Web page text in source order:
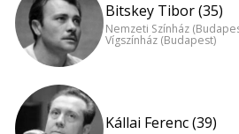
Bitskey Tibor (35)
Nemzeti Színház
Vígszínház (Budapest)
Kállai Ferenc (39)